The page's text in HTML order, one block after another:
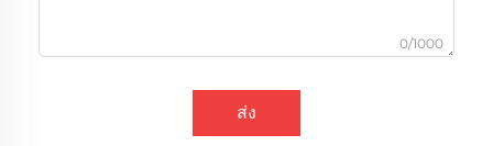
0/1000
ส่ง